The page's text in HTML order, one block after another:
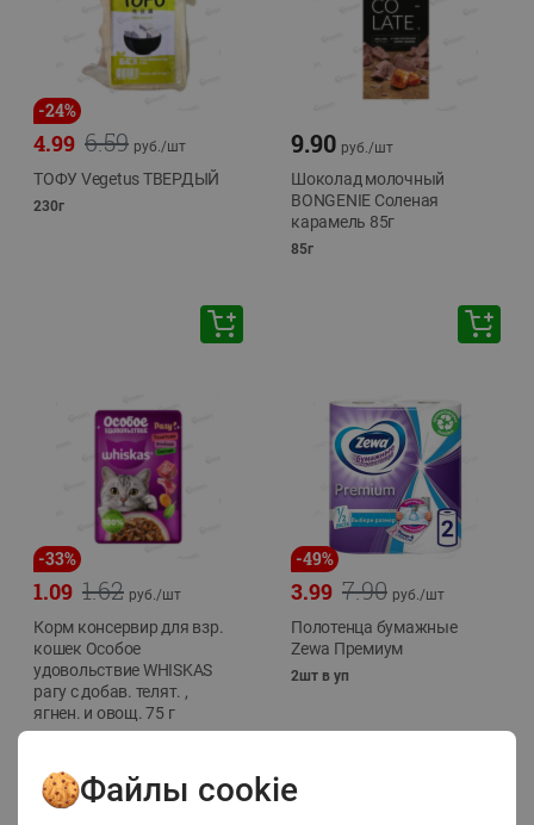
-24%
6.59
4.99 руб./шт
ТОФУ Vegetus ТВЕРДЫЙ
230г
9.90 руб./шт
Шоколад молочный
BONGENIE Соленая
карамель 85г
85г
-33%
1.62
1.09 руб./шт
Корм консервир для взр.
кошек Особое
удовольствие WHISKAS
рагу с добав. телят. ,
ягнен. и овощ. 75 г
-49%
7.90
3.99 руб./шт
Полотенца бумажные
Zewa Премиум
2шт в уп
Файлы cookie